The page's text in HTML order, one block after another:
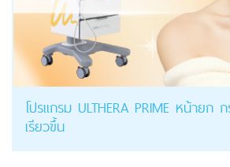
โปรแกรม ULTHERA PRIME หน้ายก
เรียวขึ้น